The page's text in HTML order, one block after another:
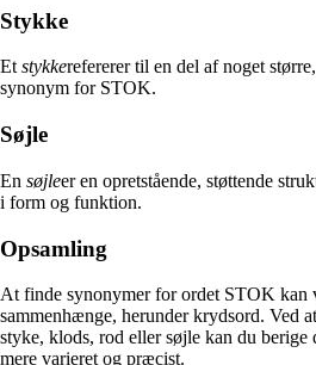
Stykke
Etstykkerefererer til en del af noget
synonym for STOK.
Søjle
En søjleer en opretstående, støttende
i form og funktion.
Opsamling
At finde synonymer for ordet STOK
sammenhænge, herunder krydsord. Ved
styke, klods, rod eller søjle kan du
mere varieret og præcist.